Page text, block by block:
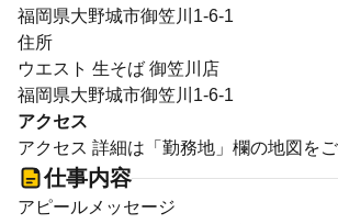
福岡県大野城市御笠川1-6-1
住所
ウエスト 生そば 御笠川店
福岡県大野城市御笠川1-6-1
アクセス
アクセス 詳細は「勤務地」欄の地図をご
仕事内容
アピールメッセージ